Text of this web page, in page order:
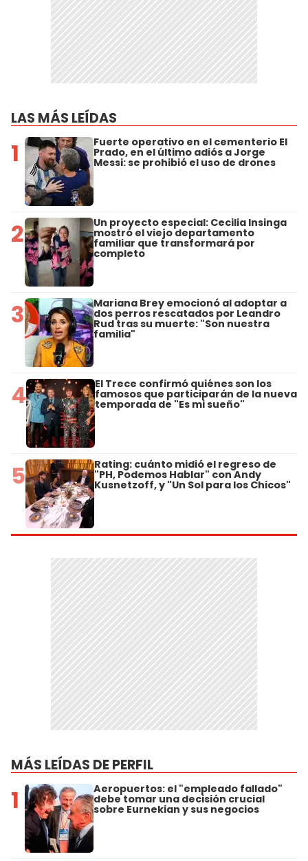
LAS MÁS LEÍDAS
1 Fuerte operativo en el cementerio El
Prado, en el último adiós a Jorge
Messi: se prohibió el uso de drones
2 Un proyecto especial: Cecilia Insinga
mostró el viejo departamento
familiar que transformará por
completo
3 Mariana Brey emocionó al adoptar a
dos perros rescatados por Leandro
Rud tras su muerte: "Son nuestra
familia"
4 El Trece confirmó quiénes son los
famosos que participarán de la nueva
temporada de "Es mi sueño"
5 Rating: cuánto midió el regreso de
"PH, Podemos Hablar" con Andy
Kusnetzoff, y "Un Sol para los Chicos"
MÁS LEÍDAS DE PERFIL
1 Aeropuertos: el "empleado fallado"
debe tomar una decisión crucial
sobre Eurnekian y sus negocios